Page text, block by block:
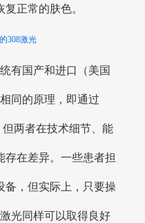
正常的肤色。
308激光
有国产和进口（美国
同的原理，即通过
两者在技术细节、能
存在差异。一些患者担
备，但实际上，只要操
光同样可以取得良好